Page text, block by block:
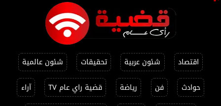
اقتصاد شئون عربية تحقيقات
شئون عالمية
حوادث
فن رياضة قضية راي عام TV آراء